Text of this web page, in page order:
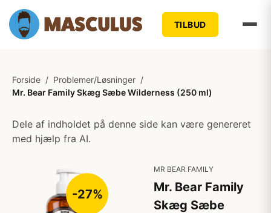
TILBUD
Forside / Problemer/Løsninger /
Mr. Bear Family Skæg Sæbe Wilderness (250 ml)
Dele af indholdet på denne side kan være genereret
med hjælp fra AI.
-27%
MR BEAR FAMILY
Mr. Bear Family
Skæg Sæbe